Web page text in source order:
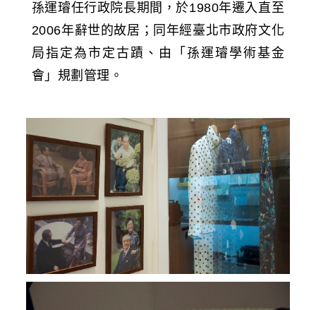
孫運璿任行政院長期間，於1980年遷入直至
2006年辭世的故居；同年經臺北市政府文化
局指定為市定古蹟、由「孫運璿學術基金
會」規劃管理。